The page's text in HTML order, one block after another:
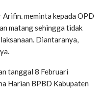
Arifin. meminta kepada OPD
matang sehingga tidak
Diantaranya,
tanggal 8 Februari
Harian BPBD Kabupaten